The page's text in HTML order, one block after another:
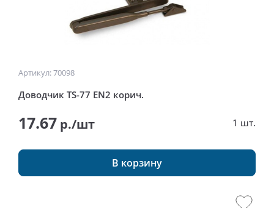
Артикул: 70098
Доводчик TS-77 EN2 корич.
17.67 р./шт 1 шт.
В корзину